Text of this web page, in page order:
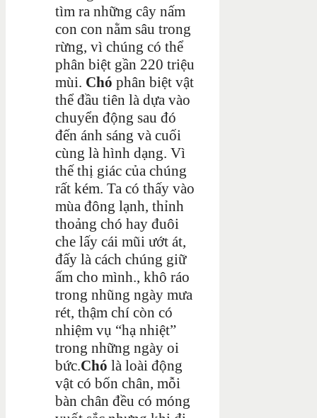
tìm ra những cây nấm
con con nằm sâu trong
rừng, vì chúng có thể
phân biệt gần 220 triệu
mùi. Chó phân biệt vật
thể đầu tiên là dựa vào
chuyển động sau đó
đến ánh sáng và cuối
cùng là hình dạng. Vì
thế thị giác của chúng
rất kém. Ta có thấy vào
mùa đông lạnh, thỉnh
thoảng chó hay đuôi
che lấy cái mũi ướt át,
đấy là cách chúng giữ
ấm cho mình., khô ráo
trong nhũng ngày mưa
rét, thậm chí còn có
nhiệm vụ “hạ nhiệt”
trong những ngày oi
bức.Chó là loài động
vật có bốn chân, mỗi
bàn chân đều có móng